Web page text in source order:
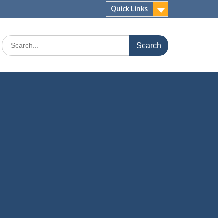
Quick Links
Search
for: